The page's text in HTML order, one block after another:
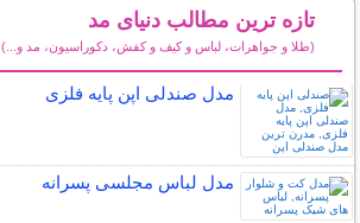
تازه ترین مطالب دنیای مد
(طلا و جواهرات، لباس و کیف و کفش، دکوراسیون، مد و...)
مدل صندلی اپن پایه فلزی
مدل لباس مجلسی پسرانه